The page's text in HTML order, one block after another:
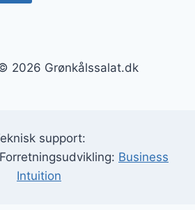
2026 Grønkålssalat.dk
support:
Business
Intuition